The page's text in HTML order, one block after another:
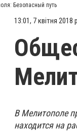
Безопасный путь
13:01, 7 квітня 2018
В Мелитополе
находится на